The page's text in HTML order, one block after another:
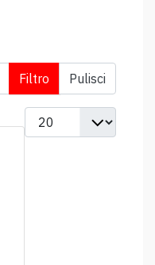
Filtro Pulisci
Visualizza #